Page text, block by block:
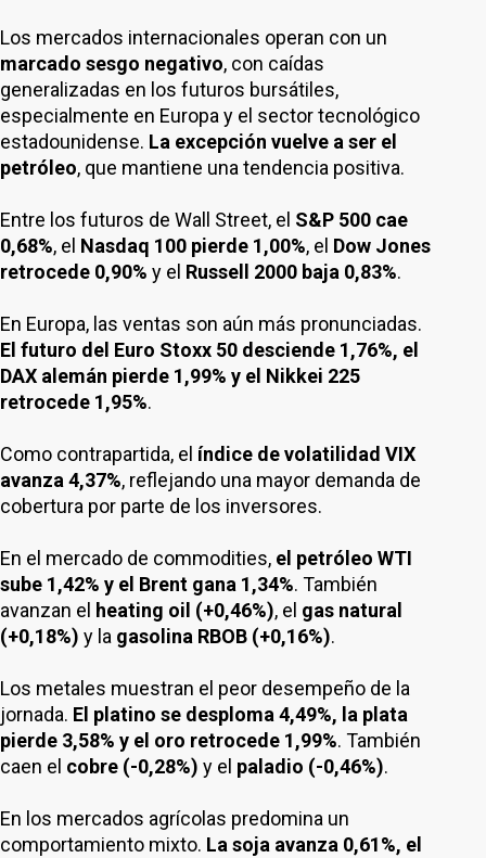
Los mercados internacionales operan con un
marcado sesgo negativo, con caídas
generalizadas en los futuros bursátiles,
especialmente en Europa y el sector tecnológico
estadounidense. La excepción vuelve a ser el
petróleo, que mantiene una tendencia positiva.
Entre los futuros de Wall Street, el S&P 500 cae
0,68%, el Nasdaq 100 pierde 1,00%, el Dow Jones
retrocede 0,90% y el Russell 2000 baja 0,83%.
En Europa, las ventas son aún más pronunciadas.
El futuro del Euro Stoxx 50 desciende 1,76%, el
DAX alemán pierde 1,99% y el Nikkei 225
retrocede 1,95%.
Como contrapartida, el índice de volatilidad VIX
avanza 4,37%, reflejando una mayor demanda de
cobertura por parte de los inversores.
En el mercado de commodities, el petróleo WTI
sube 1,42% y el Brent gana 1,34%. También
avanzan el heating oil (+0,46%), el gas natural
(+0,18%) y la gasolina RBOB (+0,16%).
Los metales muestran el peor desempeño de la
jornada. El platino se desploma 4,49%, la plata
pierde 3,58% y el oro retrocede 1,99%. También
caen el cobre (-0,28%) y el paladio (-0,46%).
En los mercados agrícolas predomina un
comportamiento mixto. La soja avanza 0,61%, el